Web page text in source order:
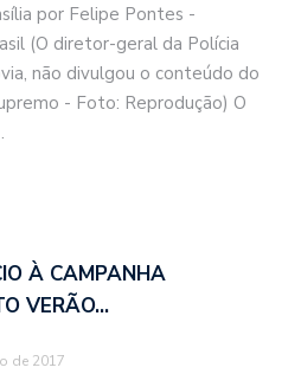
por Felipe Pontes -
(O diretor-geral da Polícia
não divulgou o conteúdo do
- Foto: Reprodução) O
À CAMPANHA
VERÃO…
de 2017